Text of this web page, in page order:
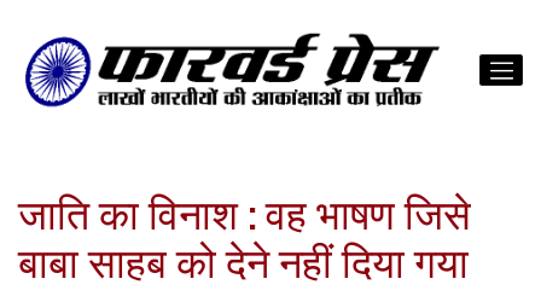
जाति का विनाश : वह भाषण जिसे
बाबा साहब को देने नहीं दिया गया